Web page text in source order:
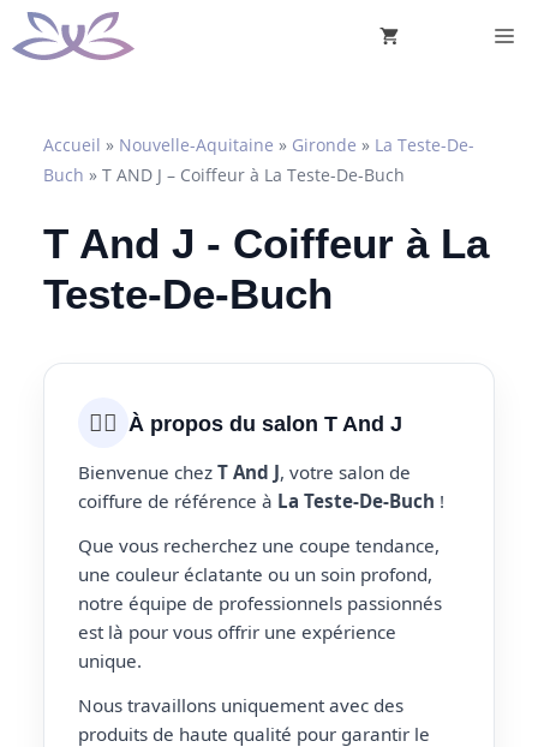
Aller
au
Accueil » Nouvelle-Aquitaine » Gironde » La Teste-De-
Buch » T AND J – Coiffeur à La Teste-De-Buch
T And J - Coiffeur à La
Teste-De-Buch
💇‍♀️ À propos du salon T And J
Bienvenue chez T And J, votre salon de
coiffure de référence à La Teste-De-Buch !
Que vous recherchez une coupe tendance,
une couleur éclatante ou un soin profond,
notre équipe de professionnels passionnés
est là pour vous offrir une expérience
unique.
Nous travaillons uniquement avec des
produits de haute qualité pour garantir le